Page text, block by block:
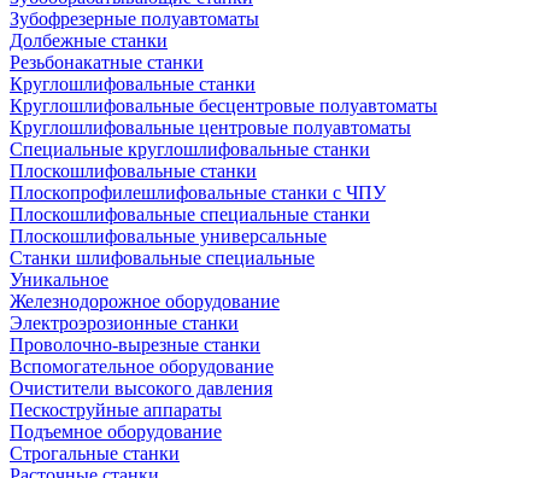
Зубофрезерные полуавтоматы
Долбежные станки
Резьбонакатные станки
Круглошлифовальные станки
Круглошлифовальные бесцентровые полуавтоматы
Круглошлифовальные центровые полуавтоматы
Специальные круглошлифовальные станки
Плоскошлифовальные станки
Плоскопрофилешлифовальные станки с ЧПУ
Плоскошлифовальные специальные станки
Плоскошлифовальные универсальные
Станки шлифовальные специальные
Уникальное
Железнодорожное оборудование
Электроэрозионные станки
Проволочно-вырезные станки
Вспомогательное оборудование
Очистители высокого давления
Пескоструйные аппараты
Подъемное оборудование
Строгальные станки